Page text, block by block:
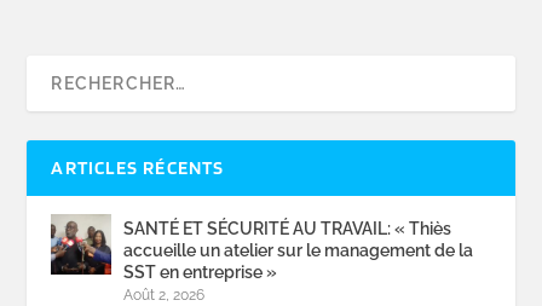
ARTICLES RÉCENTS
SANTÉ ET SÉCURITÉ AU TRAVAIL: « Thiès
accueille un atelier sur le management de la
SST en entreprise »
Août 2, 2026